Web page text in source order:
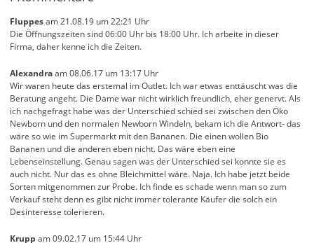
Fluppesam 21.08.19 um 22:21 Uhr
Die Öffnungszeiten sind 06:00 Uhr bis 18:00 Uhr. Ich arbeite in dieser
Firma, daher kenne ich die Zeiten.
Alexandraam 08.06.17 um 13:17 Uhr
Wir waren heute das erstemal im Outlet. Ich war etwas enttäuscht was die
Beratung angeht. Die Dame war nicht wirklich freundlich, eher genervt. Als
ich nachgefragt habe was der Unterschied schied sei zwischen den Öko
Newborn und den normalen Newborn Windeln, bekam ich die Antwort- das
wäre so wie im Supermarkt mit den Bananen. Die einen wollen Bio
Bananen und die anderen eben nicht. Das wäre eben eine
Lebenseinstellung. Genau sagen was der Unterschied sei konnte sie es
auch nicht. Nur das es ohne Bleichmittel wäre. Naja. Ich habe jetzt beide
Sorten mitgenommen zur Probe. Ich finde es schade wenn man so zum
Verkauf steht denn es gibt nicht immer tolerante Käufer die solch ein
Desinteresse tolerieren.
Krupp am 09.02.17 um 15:44 Uhr